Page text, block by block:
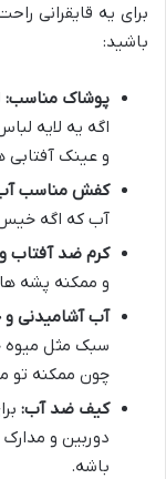
برای یه قایقرانی
باشید:
پوشاک مناسب:
اگه یه لایه
و عینک آفتابی
کفش مناسب
آب که اگه خیس
کرم ضد آفتاب
و ممکنه پشه
آب آشامیدنی و
سبک مثل میوه
چون ممکنه تو
کیف ضد آب:
دوربین و
باشه.